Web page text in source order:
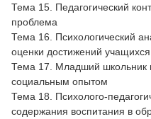
Тема 15. Педагогический
проблема
Тема 16. Психологический
оценки достижений учащихся
Тема 17. Младший школьник
социальным опытом
Тема 18. Психолого-
содержания воспитания в